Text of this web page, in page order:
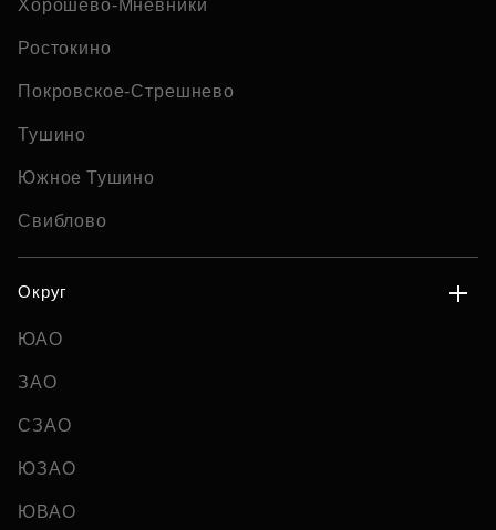
Хорошево-Мневники
Ростокино
Покровское-Стрешнево
Тушино
Южное Тушино
Свиблово
Округ
ЮАО
ЗАО
СЗАО
ЮЗАО
ЮВАО